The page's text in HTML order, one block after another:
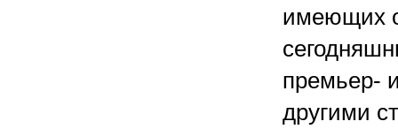
имеющих
премьер-
другими